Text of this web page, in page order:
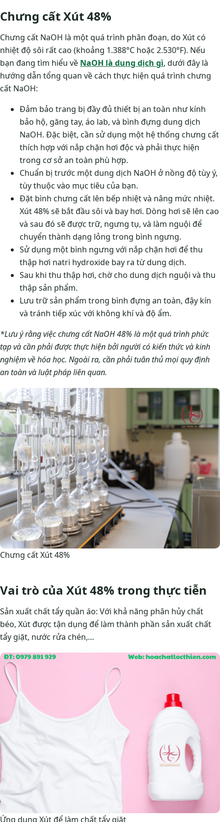
Chưng cất Xút 48%
Chưng cất NaOH là một quá trình phân đoạn, do Xút có
nhiệt độ sôi rất cao (khoảng 1.388°C hoặc 2.530°F). Nếu
bạn đang tìm hiểu về NaOH là dung dịch gì, dưới đây là
hướng dẫn tổng quan về cách thực hiện quá trình chưng
cất NaOH:
Đảm bảo trang bị đầy đủ thiết bị an toàn như kính
bảo hộ, găng tay, áo lab, và bình đựng dung dịch
NaOH. Đặc biệt, cần sử dụng một hệ thống chưng cất
thích hợp với nắp chặn hơi độc và phải thực hiện
trong cơ sở an toàn phù hợp.
Chuẩn bị trước một dung dịch NaOH ở nồng độ tùy ý,
tùy thuộc vào mục tiêu của bạn.
Đặt bình chưng cất lên bếp nhiệt và nâng mức nhiệt.
Xút 48% sẽ bắt đầu sôi và bay hơi. Dòng hơi sẽ lên cao
và sau đó sẽ được trữ, ngưng tụ, và làm nguội để
chuyển thành dạng lỏng trong bình ngưng.
Sử dụng một bình ngưng với nắp chặn hơi để thu
thập hơi natri hydroxide bay ra từ dung dịch.
Sau khi thu thập hơi, chờ cho dung dịch nguội và thu
thập sản phẩm.
Lưu trữ sản phẩm trong bình đựng an toàn, đậy kín
và tránh tiếp xúc với không khí và độ ẩm.
*Lưu ý rằng việc chưng cất NaOH 48% là một quá trình phức
tạp và cần phải được thực hiện bởi người có kiến thức và kinh
nghiệm về hóa học. Ngoài ra, cần phải tuân thủ mọi quy định
an toàn và luật pháp liên quan.
Chưng cất Xút 48%
Vai trò của Xút 48% trong thực tiễn
Sản xuất chất tẩy quần áo: Với khả năng phân hủy chất
béo, Xút được tận dụng để làm thành phần sản xuất chất
tẩy giặt, nước rửa chén,…
Ứng dụng Xút để làm chất tẩy giặt